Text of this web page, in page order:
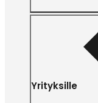
Yrityksille